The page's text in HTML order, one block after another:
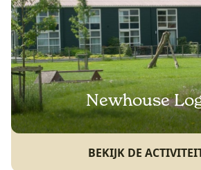
Newhouse
BEKIJK DE